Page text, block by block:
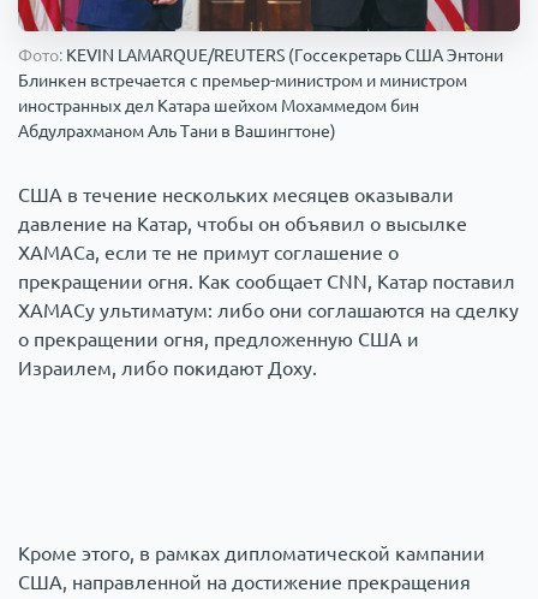
Армия
Фото: KEVIN LAMARQUE/REUTERS (Госсекретарь США Энтони
Блинкен встречается с премьер-министром и министром
иностранных дел Катара шейхом Мохаммедом бин
Абдулрахманом Аль Тани в Вашингтоне)
США в течение нескольких месяцев оказывали
давление на Катар, чтобы он объявил о высылке
ХАМАСа, если те не примут соглашение о
прекращении огня. Как сообщает CNN, Катар поставил
ХАМАСу ультиматум: либо они соглашаются на сделку
о прекращении огня, предложенную США и
Израилем, либо покидают Доху.
Кроме этого, в рамках дипломатической кампании
США, направленной на достижение прекращения